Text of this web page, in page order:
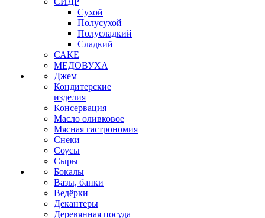
Сухой
Полусухой
Полусладкий
Сладкий
САКЕ
МЕДОВУХА
Джем
Кондитерские
изделия
Консервация
Масло оливковое
Мясная гастрономия
Снеки
Соусы
Сыры
Бокалы
Вазы, банки
Ведёрки
Декантеры
Деревянная посуда